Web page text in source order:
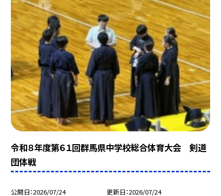
令和８年度第６１回群馬県中学校総合体育大会 剣道
団体戦
公開日 2026/07/24 更新日 2026/07/24